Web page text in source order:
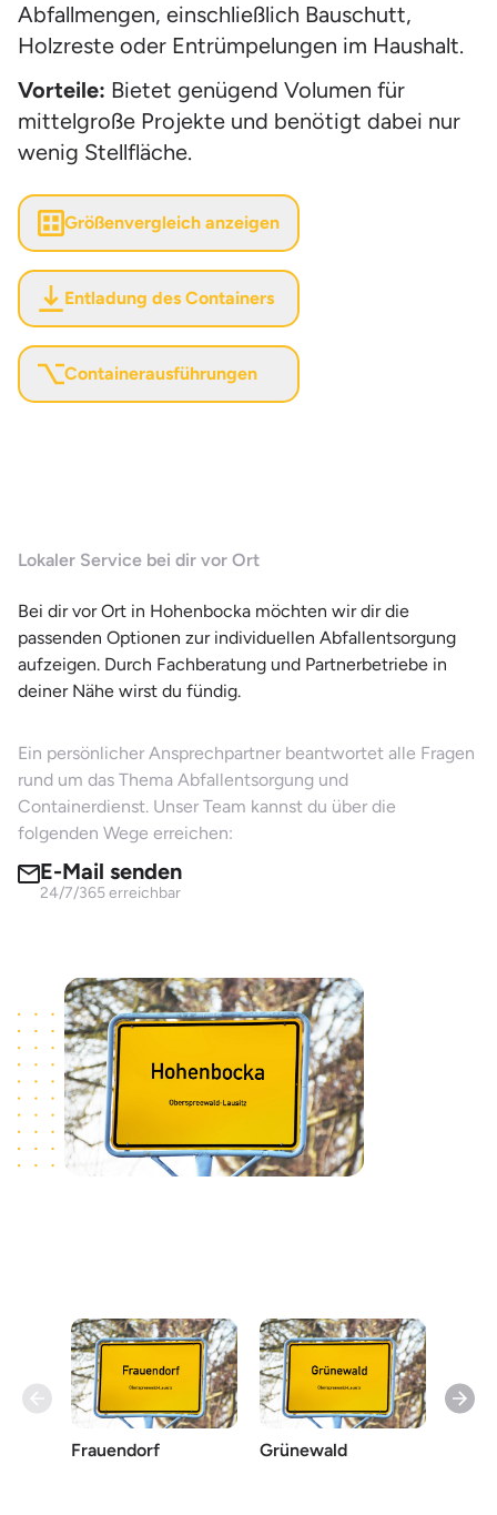
Abfallmengen, einschließlich Bauschutt,
Holzreste oder Entrümpelungen im Haushalt.
Vorteile: Bietet genügend Volumen für
mittelgroße Projekte und benötigt dabei nur
wenig Stellfläche.
Größenvergleich anzeigen
Entladung des Containers
Containerausführungen
Lokaler Service bei dir vor Ort
Bei dir vor Ort in Hohenbocka möchten wir dir die
passenden Optionen zur individuellen Abfallentsorgung
aufzeigen. Durch Fachberatung und Partnerbetriebe in
deiner Nähe wirst du fündig.
Ein persönlicher Ansprechpartner beantwortet alle Fragen
rund um das Thema Abfallentsorgung und
Containerdienst. Unser Team kannst du über die
folgenden Wege erreichen:
E-Mail senden
24/7/365 erreichbar
Frauendorf Grünewald